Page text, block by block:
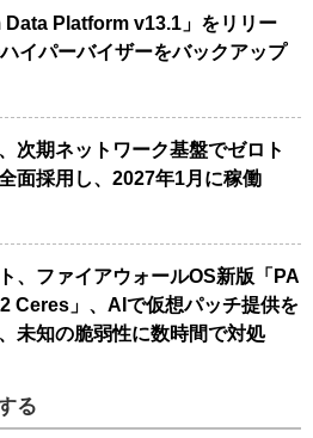
Data Platform v13.1」をリリー
イパーバイザーをバックアップ
次期ネットワーク基盤でゼロト
面採用し、2027年1月に稼働
、ファイアウォールOS新版「PA
Ceres」、AIで仮想パッチ提供を
未知の脆弱性に数時間で対処
る